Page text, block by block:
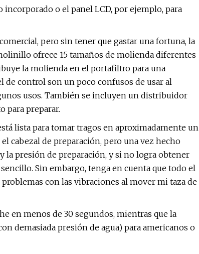
o el panel LCD, por ejemplo, para
pero sin tener que gastar una fortuna, la
ofrece 15 tamaños de molienda diferentes
la molienda en el portafiltro para una
de control son un poco confusos de usar al
usos. También se incluyen un distribuidor
para preparar.
lista para tomar tragos en aproximadamente un
cabezal de preparación, pero una vez hecho
la presión de preparación, y si no logra obtener
Sin embargo, tenga en cuenta que todo el
con las vibraciones al mover mi taza de
en menos de 30 segundos, mientras que la
demasiada presión de agua) para americanos o